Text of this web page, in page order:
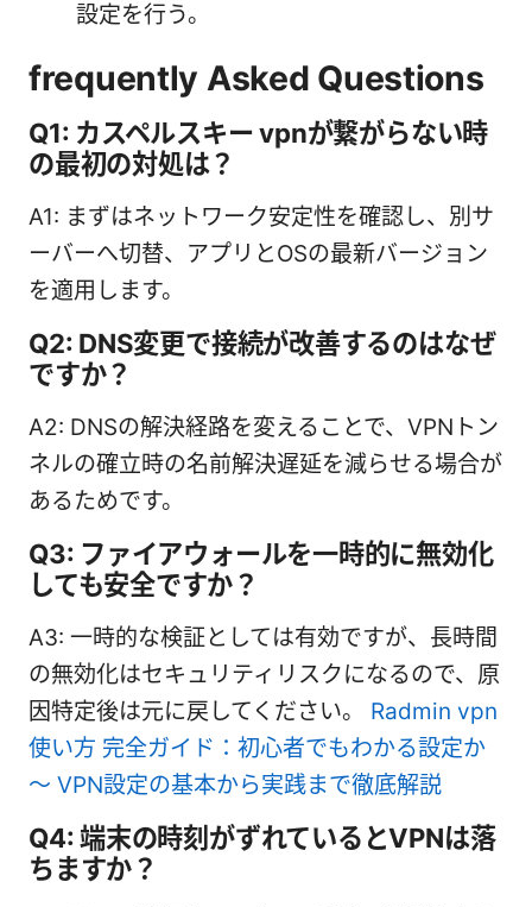
設定を行う。
frequently Asked Questions
Q1: カスペルスキー vpnが繋がらない時
の最初の対処は？
A1: まずはネットワーク安定性を確認し、別サ
ーバーへ切替、アプリとOSの最新バージョン
を適用します。
Q2: DNS変更で接続が改善するのはなぜ
ですか？
A2: DNSの解決経路を変えることで、VPNトン
ネルの確立時の名前解決遅延を減らせる場合が
あるためです。
Q3: ファイアウォールを一時的に無効化
しても安全ですか？
A3: 一時的な検証としては有効ですが、長時間
の無効化はセキュリティリスクになるので、原
因特定後は元に戻してください。 Radmin vpn
使い方 完全ガイド：初心者でもわかる設定か
〜 VPN設定の基本から実践まで徹底解説
Q4: 端末の時刻がずれているとVPNは落
ちますか？